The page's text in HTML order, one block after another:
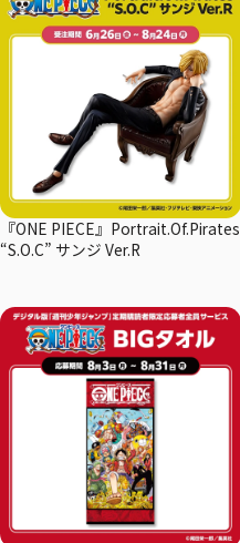
『ONE PIECE』Portrait.Of.Pirates
“S.O.C” サンジ Ver.R